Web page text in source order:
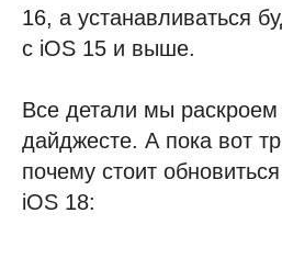
16, а устанавливаться
с iOS 15 и выше.
Все детали мы
дайджесте. А пока вот
почему стоит
iOS 18: